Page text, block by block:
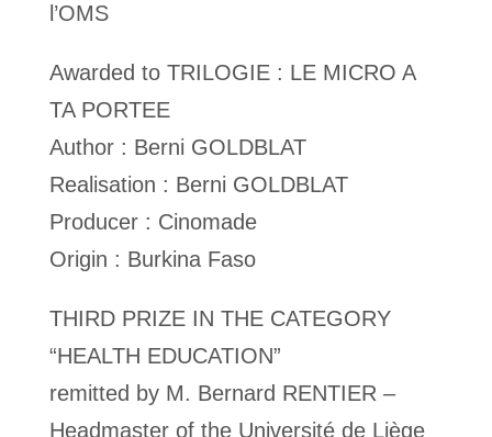
l’OMS
Awarded to TRILOGIE : LE MICRO A
TA PORTEE
Author : Berni GOLDBLAT
Realisation : Berni GOLDBLAT
Producer : Cinomade
Origin : Burkina Faso
THIRD PRIZE IN THE CATEGORY
“HEALTH EDUCATION”
remitted by M. Bernard RENTIER –
Headmaster of the Université de Liège